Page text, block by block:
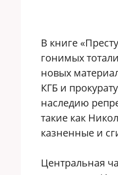
В книге
гонимых
новых
КГБ и
наследию
такие как
казненные и
Центральная